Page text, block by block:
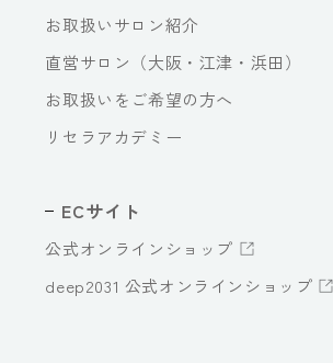
お取扱いサロン紹介
直営サロン（大阪・江津・浜田）
お取扱いをご希望の方へ
リセラアカデミー
ECサイト
公式オンラインショップ
deep2031 公式オンラインショップ